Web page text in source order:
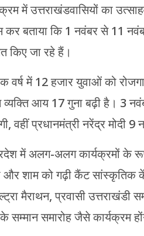
में उत्तराखंडवासियों का
कर बताया कि 1 नवंबर से 11
किए जा रहे हैं।
में 12 हजार युवाओं को
आय 17 गुना बढ़ी है। 3
वहीं प्रधानमंत्री नरेंद्र मोदी
में अलग-अलग कार्यक्रमों के
और शाम को गढ़ी कैंट
मैराथन, प्रवासी उत्तराखंडी
सम्मान समारोह जैसे कार्यक्रम